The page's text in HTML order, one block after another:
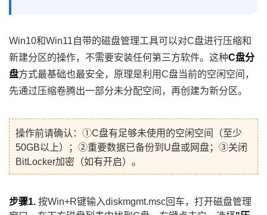
Win10和Win11自带的磁盘管理工具可以对C盘进行压缩和
新建分区的操作，不需要安装任何第三方软件。这种C盘分
盘方式最基础也最安全，原理是利用C盘当前的空闲空间，
先通过压缩卷腾出一部分未分配空间，再创建为新分区。
操作前请确认：①C盘有足够未使用的空闲空间（至少
50GB以上）；②重要数据已备份到U盘或网盘；③关闭
BitLocker加密（如有开启）。
步骤1. 按Win+R键输入diskmgmt.msc回车，打开磁盘管理